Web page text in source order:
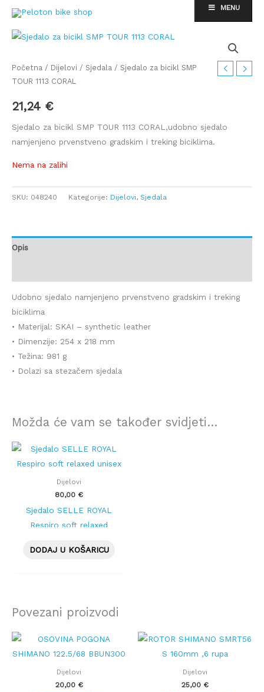
Skip
content
MENU
Početna / Dijelovi / Sjedala / Sjedalo za bicikl SMP
TOUR 1113 CORAL
21,24 €
Sjedalo za bicikl SMP TOUR 1113 CORAL,udobno sjedalo
namjenjeno prvenstveno gradskim i treking biciklima.
Nema na zalihi
SKU: 048240 Kategorije: Dijelovi, Sjedala
Opis
Udobno sjedalo namjenjeno prvenstveno gradskim i treking
biciklima
• Materijal: SKAI – synthetic leather
• Dimenzije: 254 x 218 mm
• Težina: 981 g
• Dolazi sa stezačem sjedala
Možda će vam se također svidjeti…
Dijelovi
80,00 €
Sjedalo SELLE ROYAL
Respiro soft relaxed
DODAJ U KOŠARICU
Povezani proizvodi
Dijelovi
20,00 €
Dijelovi
25,00 €